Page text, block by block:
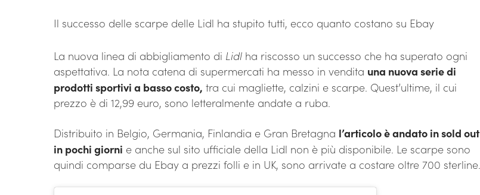
Il successo delle scarpe delle Lidl ha stupito tutti, ecco quanto costano su Ebay
La nuova linea di abbigliamento di Lidl ha riscosso un successo che ha superato ogni
aspettativa. La nota catena di supermercati ha messo in vendita una nuova serie di
prodotti sportivi a basso costo, tra cui magliette, calzini e scarpe. Quest’ultime, il cui
prezzo è di 12,99 euro, sono letteralmente andate a ruba.
Distribuito in Belgio, Germania, Finlandia e Gran Bretagna l’articolo è andato in sold out
in pochi giorni e anche sul sito ufficiale della Lidl non è più disponibile. Le scarpe sono
quindi comparse du Ebay a prezzi folli e in UK, sono arrivate a costare oltre 700 sterline.